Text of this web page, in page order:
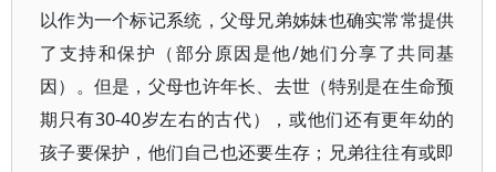
以作为一个标记系统，父母兄弟姊妹也确实常常提供
了支持和保护（部分原因是他/她们分享了共同基
因）。但是，父母也许年长、去世（特别是在生命预
期只有30-40岁左右的古代），或他们还有更年幼的
孩子要保护，他们自己也还要生存；兄弟往往有或即